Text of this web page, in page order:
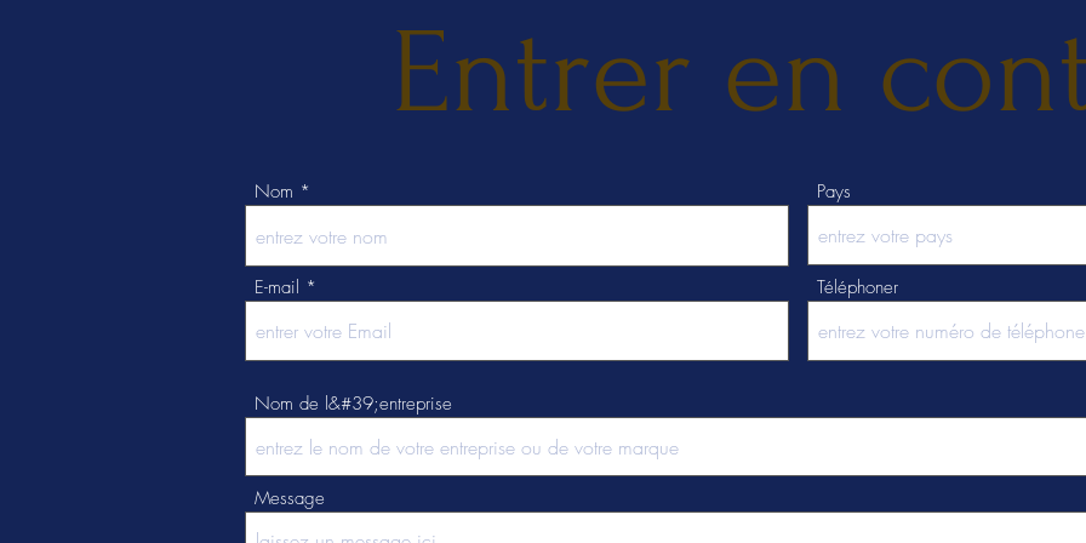
Entrer en
Nom
E-mail
Pays
Téléphoner
Nom de l&#39;entreprise
Message